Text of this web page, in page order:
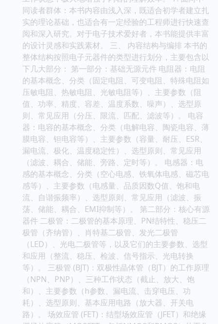
同读者群体：本书内容由浅入深，既适合初学者建立扎
实的理论基础，也适合有一定经验的工程师进行快速查
阅和深入研究。对于电子技术爱好者，本书能提供丰富
的设计灵感和实践素材。 三、 内容结构与编排 本书的
整体结构按照电子元器件的类型进行划分，主要包含以
下几大部分： 第一部分：基础无源元件 电阻器：电阻
的基本概念、分类（固定电阻、可变电阻、特殊电阻如
压敏电阻、热敏电阻、光敏电阻等）、主要参数（阻
值、功率、精度、容差、温度系数、噪声）、选型原
则、常见应用（分压、限流、匹配、滤波等）。 电容
器：电容的基本概念、分类（电解电容、陶瓷电容、薄
膜电容、钽电容等）、主要参数（容量、耐压、ESR、
漏电流、极化、温度稳定性）、选型原则、常见应用
（滤波、耦合、储能、旁路、定时等）。 电感器：电
感的基本概念、分类（空心电感、铁氧体电感、磁芯电
感等）、主要参数（电感量、品质因数Q值、饱和电
流、自谐振频率）、选型原则、常见应用（滤波、振
荡、储能、耦合、EMI抑制等）。 第二部分：核心有源
器件 二极管：二极管的基本原理、PN结特性、稳压二
极管（齐纳管）、肖特基二极管、发光二极管
（LED）、光电二极管等，以及它们的主要参数、选型
和应用（整流、稳压、检波、信号指示、光电转换
等）。 三极管 (BJT)：双极性晶体管（BJT）的工作原理
（NPN、PNP）、三种工作状态（截止、放大、饱
和）、主要参数（h参数、漏电流、击穿电压、功
耗）、选型原则、基本应用电路（放大器、开关电
路）。 场效应管 (FET)：结型场效应管（JFET）和绝缘